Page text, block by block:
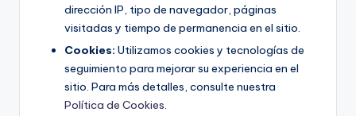
dirección IP, tipo de navegador, páginas
visitadas y tiempo de permanencia en el sitio.
Cookies: Utilizamos cookies y tecnologías de
seguimiento para mejorar su experiencia en el
sitio. Para más detalles, consulte nuestra
Política de Cookies.